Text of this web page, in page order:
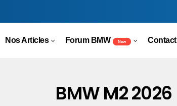
Nos Articles Forum BMW New Contact
BMW M2 2026